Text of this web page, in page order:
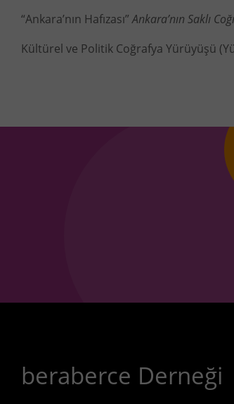
“Ankara’nın Hafızası”Ankara’nın Saklı
Kültürel ve Politik Coğrafya Yürüyüşü
beraberce Derneği